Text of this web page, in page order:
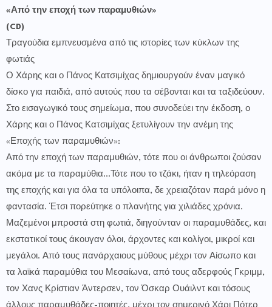
«Από την εποχή των παραμυθιών»
(CD)
Τραγούδια εμπνευσμένα από τις ιστορίες των κύκλων της
φωτιάς
Ο Χάρης και ο Πάνος Κατσιμίχας δημιουργούν έναν μαγικό
δίσκο για παιδιά, από αυτούς που τα σέβονται και τα ταξιδεύουν.
Στο εισαγωγικό τους σημείωμα, που συνοδεύει την έκδοση, ο
Χάρης και ο Πάνος Κατσιμίχας ξετυλίγουν την ανέμη της
«Εποχής των παραμυθιών»:
Από την εποχή των παραμυθιών, τότε που οι άνθρωποι ζούσαν
ακόμα με τα παραμύθια...Τότε που το τζάκι, ήταν η τηλεόραση
της εποχής και για όλα τα υπόλοιπα, δε χρειαζόταν παρά μόνο η
φαντασία. Έτσι πορεύτηκε ο πλανήτης για χιλιάδες χρόνια.
Μαζεμένοι μπροστά στη φωτιά, διηγούνταν οι παραμυθάδες, και
εκστατικοί τους άκουγαν όλοι, άρχοντες και κολίγοι, μικροί και
μεγάλοι. Από τους πανάρχαιους μύθους μέχρι τον Αίσωπο και
τα λαϊκά παραμύθια του Μεσαίωνα, από τους αδερφούς Γκριμμ,
τον Χανς Κρίστιαν Άντερσεν, τον Όσκαρ Ουάιλντ και τόσους
άλλους παραμυθάδες-ποιητές, μέχρι τον σημερινό Χάρι Πότερ